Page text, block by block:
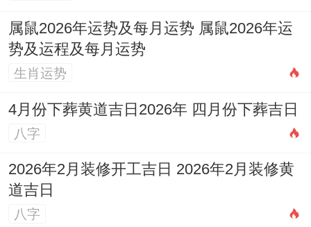
属鼠2026年运势及每月运势 属鼠2026年运
势及运程及每月运势
生肖运势
4月份下葬黄道吉日2026年 四月份下葬吉日
八字
2026年2月装修开工吉日 2026年2月装修黄
道吉日
八字